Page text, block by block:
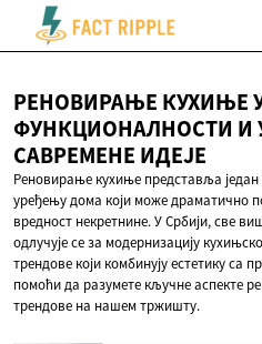
РЕНОВИРАЊЕ КУХИЊЕ
ФУНКЦИОНАЛНОСТИ И
САВРЕМЕНЕ ИДЕЈЕ
Реновирање кухиње представља један
уређењу дома који може драматично
вредност некретнине. У Србији, све
одлучује се за модернизацију
трендове који комбинују естетику са
помоћи да разумете кључне аспекте
трендове на нашем тржишту.